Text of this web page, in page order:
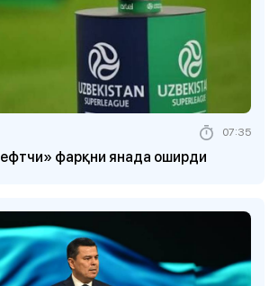
фарқни янада оширди
07:35